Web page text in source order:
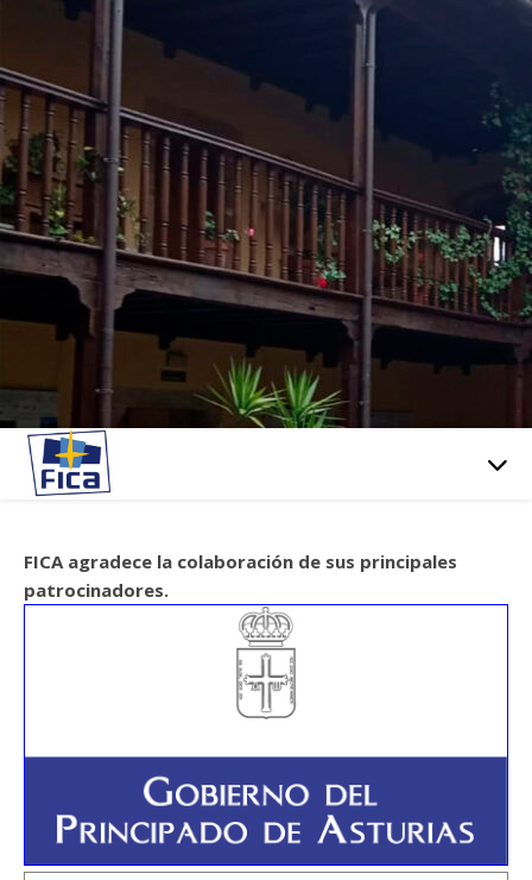
FICA agradece la colaboración de sus principales
patrocinadores.